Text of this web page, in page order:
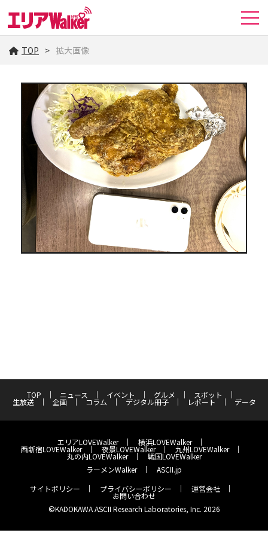
TOP 拡大画像
TOP ニュース イベント グルメ スポット
生放送 企画 コラム デジタル冊子 レポート データ
エリアLOVEWalker 横浜LOVEWalker
西新宿LOVEWalker 夜景LOVEWalker 九州LOVEWalker
丸の内LOVEWalker
戦国LOVEWalker
ラーメンWalker
ASCII.jp
サイトポリシー
プライバシーポリシー 運営会社
お問い合わせ
©KADOKAWA ASCII Research Laboratories, Inc. 2026